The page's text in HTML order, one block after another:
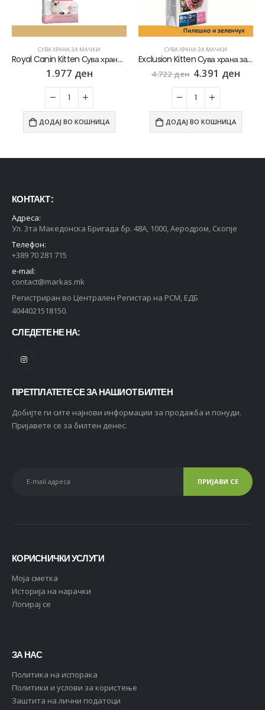
СУВА ХРАНА ЗА МАЧКИ
Royal Canin Kitten Сува храна за Маченца во развој [Вреќичка 2кг]
1.977 ден
ДОДАЈ ВО КОШНИЦА
СУВА ХРАНА ЗА МАЧКИ
Exclusion Kitten Сува храна за Маченца во развој со Пилешко и зеленчук [Вреќа 12кг]
4.722ден 4.391 ден
ДОДАЈ ВО КОШНИЦА
КОНТАКТ :
Адреса:
Ул. 3та Македонска Бригада бр. 48А, 1000, Аеродром, Скопје
Телефон:
+389 70 281 715
e-mail:
contact@markas.mk
Регистриран во Централен Регистар на РСМ, ЕДБ
4044021518150.
СЛЕДЕТЕ НЕ НА:
ПРЕТПЛАТЕТЕ СЕ ЗА НАШИОТ БИЛТЕН
Добијте ги сите најнови информации за продажба и понуди.
Пријавете се за билтен денес.
КОРИСНИЧКИ УСЛУГИ
Moja сметка
Историја на нарачки
Логирај се
ЗА НАС
Политика на испорака
Политики и услови за користење
Заштита на лични податоци